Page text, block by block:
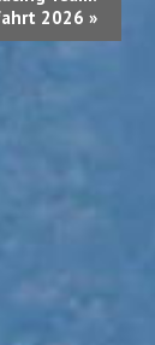
2026 »